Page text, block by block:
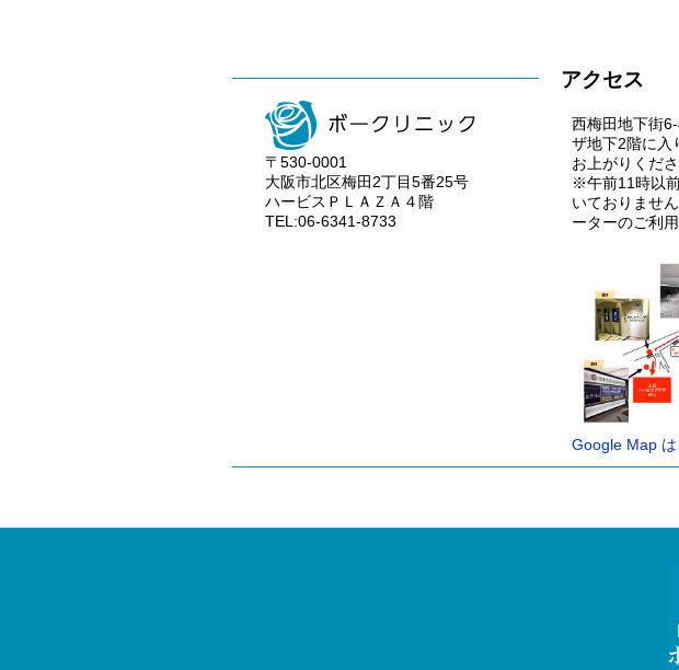
〒530-0001
大阪市北区梅田2丁目5番25号
ハービスＰＬＡＺＡ４階
TEL:06-6341-8733
アクセス
西梅田地下街
ザ地下2階に入
お上がりくださ
※午前11時以
いておりませ
ーターのご利
Google Map は